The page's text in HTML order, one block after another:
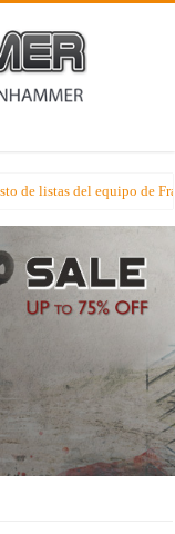
de listas del equipo de